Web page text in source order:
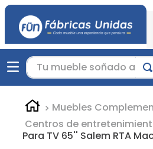
Tu mueble soñado aquí...
Muebles
Centros de
Para TV 65'' Salem RTA